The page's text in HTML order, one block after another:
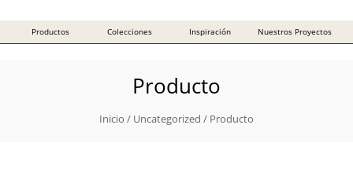
Producto
Inicio / Uncategorized / Producto